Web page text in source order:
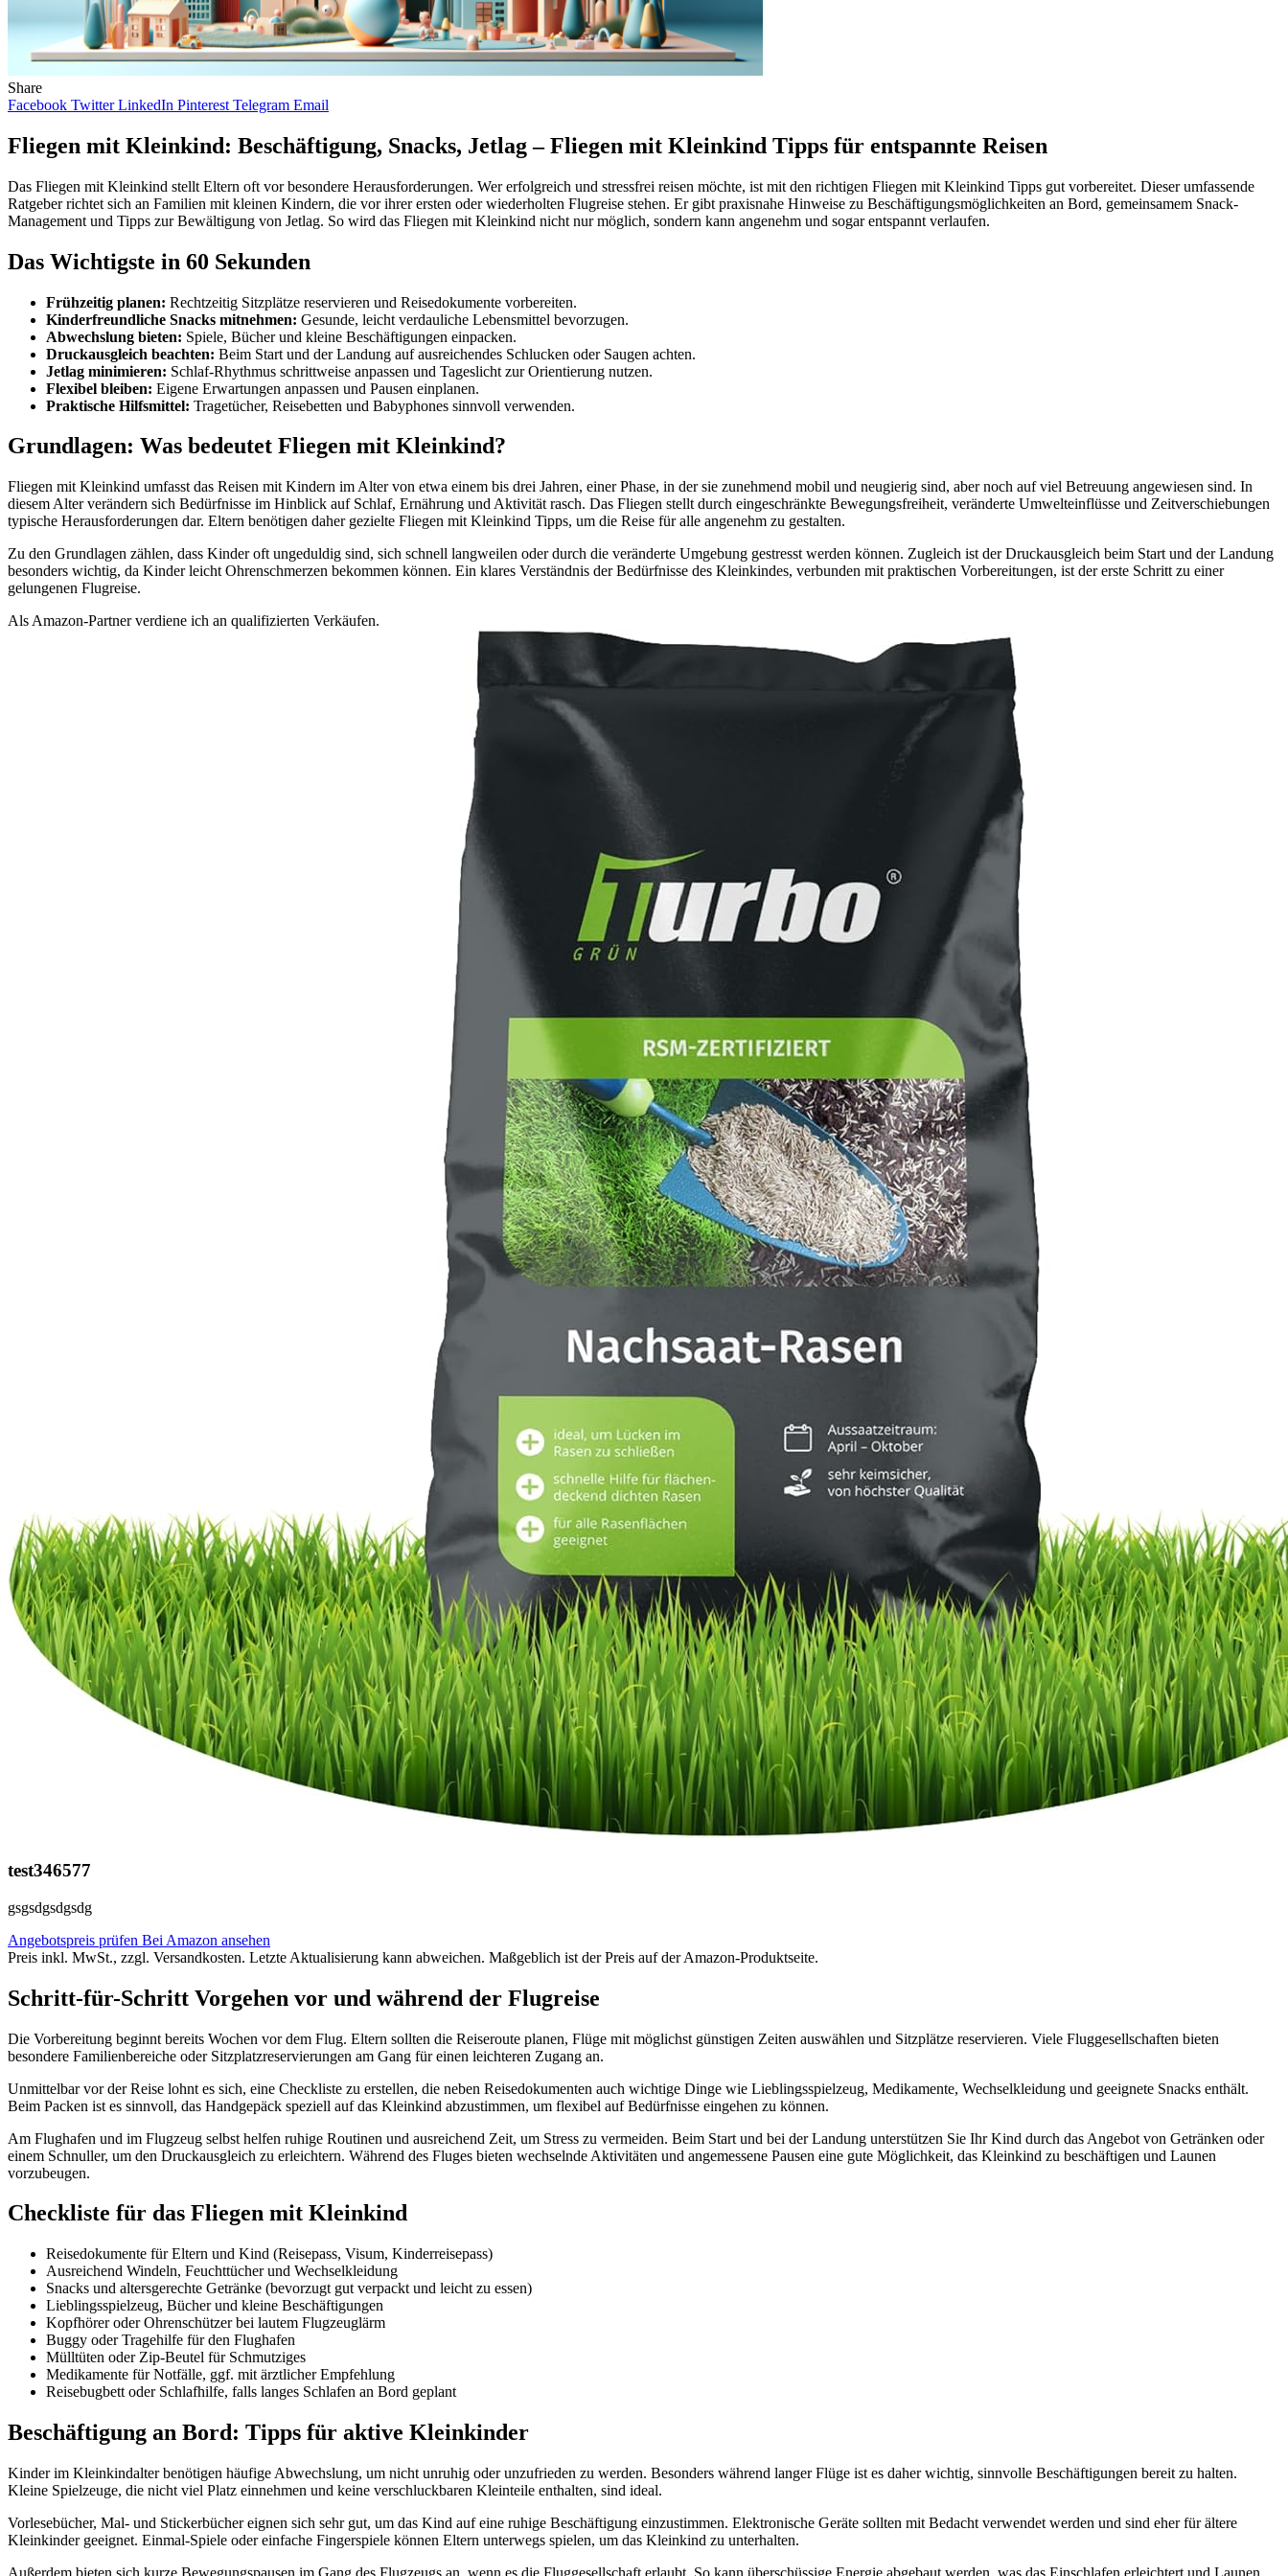
Share
Facebook Twitter LinkedIn Pinterest Telegram Email
Fliegen mit Kleinkind: Beschäftigung, Snacks, Jetlag – Fliegen mit Kleinkind Tipps für entspannte Reisen
Das Fliegen mit Kleinkind stellt Eltern oft vor besondere Herausforderungen. Wer erfolgreich und stressfrei reisen möchte, ist mit den richtigen Fliegen mit Kleinkind Tipps gut vorbereitet. Dieser umfassende
Ratgeber richtet sich an Familien mit kleinen Kindern, die vor ihrer ersten oder wiederholten Flugreise stehen. Er gibt praxisnahe Hinweise zu Beschäftigungsmöglichkeiten an Bord, gemeinsamem Snack-
Management und Tipps zur Bewältigung von Jetlag. So wird das Fliegen mit Kleinkind nicht nur möglich, sondern kann angenehm und sogar entspannt verlaufen.
Das Wichtigste in 60 Sekunden
Frühzeitig planen: Rechtzeitig Sitzplätze reservieren und Reisedokumente vorbereiten.
Kinderfreundliche Snacks mitnehmen: Gesunde, leicht verdauliche Lebensmittel bevorzugen.
Abwechslung bieten: Spiele, Bücher und kleine Beschäftigungen einpacken.
Druckausgleich beachten: Beim Start und der Landung auf ausreichendes Schlucken oder Saugen achten.
Jetlag minimieren: Schlaf-Rhythmus schrittweise anpassen und Tageslicht zur Orientierung nutzen.
Flexibel bleiben: Eigene Erwartungen anpassen und Pausen einplanen.
Praktische Hilfsmittel: Tragetücher, Reisebetten und Babyphones sinnvoll verwenden.
Grundlagen: Was bedeutet Fliegen mit Kleinkind?
Fliegen mit Kleinkind umfasst das Reisen mit Kindern im Alter von etwa einem bis drei Jahren, einer Phase, in der sie zunehmend mobil und neugierig sind, aber noch auf viel Betreuung angewiesen sind. In
diesem Alter verändern sich Bedürfnisse im Hinblick auf Schlaf, Ernährung und Aktivität rasch. Das Fliegen stellt durch eingeschränkte Bewegungsfreiheit, veränderte Umwelteinflüsse und Zeitverschiebungen
typische Herausforderungen dar. Eltern benötigen daher gezielte Fliegen mit Kleinkind Tipps, um die Reise für alle angenehm zu gestalten.
Zu den Grundlagen zählen, dass Kinder oft ungeduldig sind, sich schnell langweilen oder durch die veränderte Umgebung gestresst werden können. Zugleich ist der Druckausgleich beim Start und der Landung
besonders wichtig, da Kinder leicht Ohrenschmerzen bekommen können. Ein klares Verständnis der Bedürfnisse des Kleinkindes, verbunden mit praktischen Vorbereitungen, ist der erste Schritt zu einer
gelungenen Flugreise.
Als Amazon-Partner verdiene ich an qualifizierten Verkäufen.
test346577
gsgsdgsdgsdg
Angebotspreis prüfen Bei Amazon ansehen
Preis inkl. MwSt., zzgl. Versandkosten. Letzte Aktualisierung kann abweichen. Maßgeblich ist der Preis auf der Amazon-Produktseite.
Schritt-für-Schritt Vorgehen vor und während der Flugreise
Die Vorbereitung beginnt bereits Wochen vor dem Flug. Eltern sollten die Reiseroute planen, Flüge mit möglichst günstigen Zeiten auswählen und Sitzplätze reservieren. Viele Fluggesellschaften bieten
besondere Familienbereiche oder Sitzplatzreservierungen am Gang für einen leichteren Zugang an.
Unmittelbar vor der Reise lohnt es sich, eine Checkliste zu erstellen, die neben Reisedokumenten auch wichtige Dinge wie Lieblingsspielzeug, Medikamente, Wechselkleidung und geeignete Snacks enthält.
Beim Packen ist es sinnvoll, das Handgepäck speziell auf das Kleinkind abzustimmen, um flexibel auf Bedürfnisse eingehen zu können.
Am Flughafen und im Flugzeug selbst helfen ruhige Routinen und ausreichend Zeit, um Stress zu vermeiden. Beim Start und bei der Landung unterstützen Sie Ihr Kind durch das Angebot von Getränken oder
einem Schnuller, um den Druckausgleich zu erleichtern. Während des Fluges bieten wechselnde Aktivitäten und angemessene Pausen eine gute Möglichkeit, das Kleinkind zu beschäftigen und Launen
vorzubeugen.
Checkliste für das Fliegen mit Kleinkind
Reisedokumente für Eltern und Kind (Reisepass, Visum, Kinderreisepass)
Ausreichend Windeln, Feuchttücher und Wechselkleidung
Snacks und altersgerechte Getränke (bevorzugt gut verpackt und leicht zu essen)
Lieblingsspielzeug, Bücher und kleine Beschäftigungen
Kopfhörer oder Ohrenschützer bei lautem Flugzeuglärm
Buggy oder Tragehilfe für den Flughafen
Mülltüten oder Zip-Beutel für Schmutziges
Medikamente für Notfälle, ggf. mit ärztlicher Empfehlung
Reisebugbett oder Schlafhilfe, falls langes Schlafen an Bord geplant
Beschäftigung an Bord: Tipps für aktive Kleinkinder
Kinder im Kleinkindalter benötigen häufige Abwechslung, um nicht unruhig oder unzufrieden zu werden. Besonders während langer Flüge ist es daher wichtig, sinnvolle Beschäftigungen bereit zu halten.
Kleine Spielzeuge, die nicht viel Platz einnehmen und keine verschluckbaren Kleinteile enthalten, sind ideal.
Vorlesebücher, Mal- und Stickerbücher eignen sich sehr gut, um das Kind auf eine ruhige Beschäftigung einzustimmen. Elektronische Geräte sollten mit Bedacht verwendet werden und sind eher für ältere
Kleinkinder geeignet. Einmal-Spiele oder einfache Fingerspiele können Eltern unterwegs spielen, um das Kleinkind zu unterhalten.